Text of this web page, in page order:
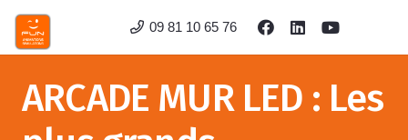
09 81 10 65 76
ARCADE MUR LED : Les